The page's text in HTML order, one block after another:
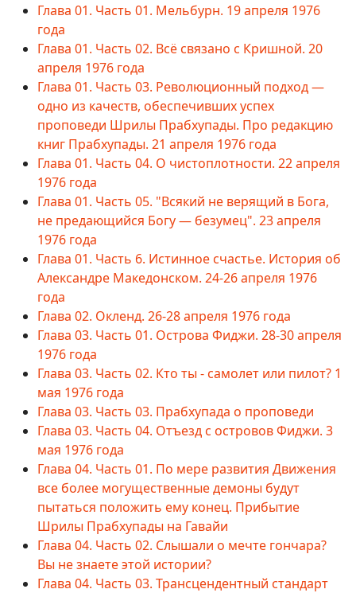
Глава 01. Часть 01. Мельбурн. 19 апреля 1976
года
Глава 01. Часть 02. Всё связано с Кришной. 20
апреля 1976 года
Глава 01. Часть 03. Революционный подход —
одно из качеств, обеспечивших успех
проповеди Шрилы Прабхупады. Про редакцию
книг Прабхупады. 21 апреля 1976 года
Глава 01. Часть 04. О чистоплотности. 22 апреля
1976 года
Глава 01. Часть 05. "Всякий не верящий в Бога,
не предающийся Богу — безумец". 23 апреля
1976 года
Глава 01. Часть 6. Истинное счастье. История об
Александре Македонском. 24-26 апреля 1976
года
Глава 02. Окленд. 26-28 апреля 1976 года
Глава 03. Часть 01. Острова Фиджи. 28-30 апреля
1976 года
Глава 03. Часть 02. Кто ты - самолет или пилот? 1
мая 1976 года
Глава 03. Часть 03. Прабхупада о проповеди
Глава 03. Часть 04. Отъезд с островов Фиджи. 3
мая 1976 года
Глава 04. Часть 01. По мере развития Движения
все более могущественные демоны будут
пытаться положить ему конец. Прибытие
Шрилы Прабхупады на Гавайи
Глава 04. Часть 02. Слышали о мечте гончара?
Вы не знаете этой истории?
Глава 04. Часть 03. Трансцендентный стандарт